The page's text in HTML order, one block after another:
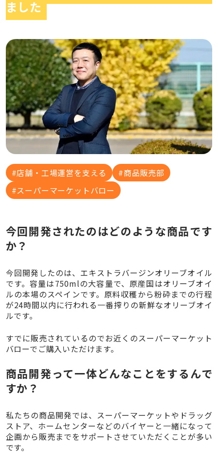
ました
店舗・工場運営を支える
商品販売部
スーパーマーケットバロー
今回開発されたのはどのような商品です
か？
今回開発したのは、エキストラバージンオリーブオイル
です。容量は750mlの大容量で、原産国はオリーブオイ
ルの本場のスペインです。原料収穫から粉砕までの行程
が24時間以内に行われる一番搾りの新鮮なオリーブオイ
ルです。
すでに販売されているのでお近くのスーパーマーケット
バローでご購入いただけます。
商品開発って一体どんなことをするんで
すか？
私たちの商品開発では、スーパーマーケットやドラッグ
ストア、ホームセンターなどのバイヤーと一緒になって
企画から販売までをサポートさせていただくことが多い
です。